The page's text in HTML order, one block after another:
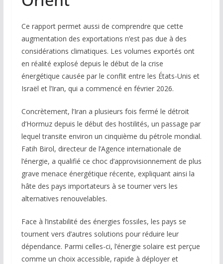
Ce rapport permet aussi de comprendre que cette
augmentation des exportations n’est pas due à des
considérations climatiques. Les volumes exportés ont
en réalité explosé depuis le début de la crise
énergétique causée par le conflit entre les États-Unis et
Israël et l’Iran, qui a commencé en février 2026.
Concrètement, l’Iran a plusieurs fois fermé le détroit
d’Hormuz depuis le début des hostilités, un passage par
lequel transite environ un cinquième du pétrole mondial.
Fatih Birol, directeur de l’Agence internationale de
l’énergie, a qualifié ce choc d’approvisionnement de plus
grave menace énergétique récente, expliquant ainsi la
hâte des pays importateurs à se tourner vers les
alternatives renouvelables.
Face à l’instabilité des énergies fossiles, les pays se
tournent vers d’autres solutions pour réduire leur
dépendance. Parmi celles-ci, l’énergie solaire est perçue
comme un choix accessible, rapide à déployer et